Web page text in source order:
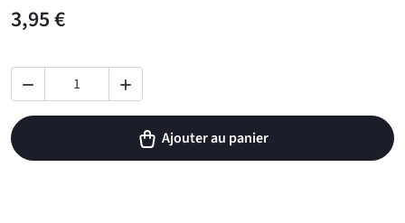
3,95 €
 
Ajouter au panier